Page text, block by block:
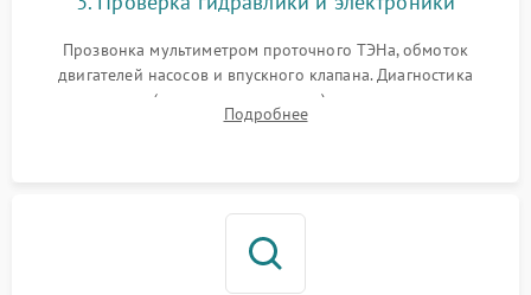
Прозвонка мультиметром проточного ТЭНа, обмоток
двигателей насосов и впускного клапана. Диагностика
прессостата (датчика уровня воды), датчика мутности,
концевика дверцы и электронного модуля управления.
Подробнее